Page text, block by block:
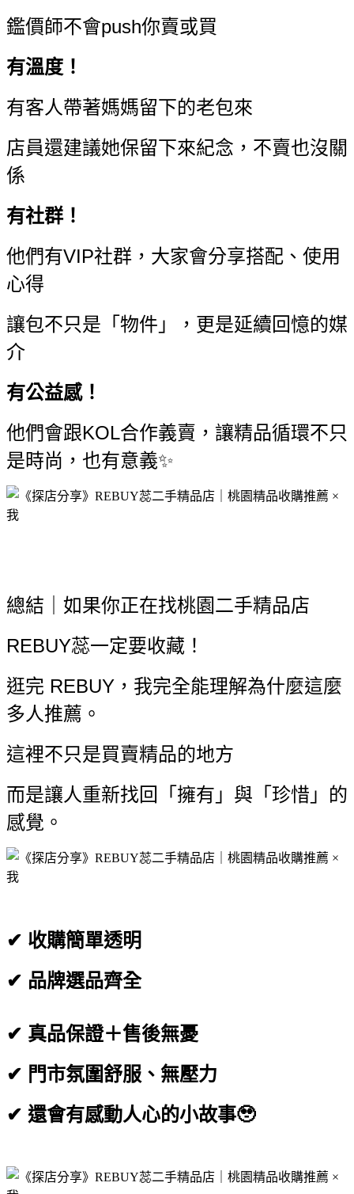
鑑價師不會push你賣或買
有溫度！
有客人帶著媽媽留下的老包來
店員還建議她保留下來紀念，不賣也沒關
係
有社群！
他們有VIP社群，大家會分享搭配、使用
心得
讓包不只是「物件」，更是延續回憶的媒
介
有公益感！
他們會跟KOL合作義賣，讓精品循環不只
是時尚，也有意義✨
總結｜如果你正在找桃園二手精品店
REBUY蕊一定要收藏！
逛完 REBUY，我完全能理解為什麼這麼
多人推薦。
這裡不只是買賣精品的地方
而是讓人重新找回「擁有」與「珍惜」的
感覺。
✔ 收購簡單透明
✔ 品牌選品齊全
✔ 真品保證＋售後無憂
✔ 門市氛圍舒服、無壓力
✔ 還會有感動人心的小故事🥹